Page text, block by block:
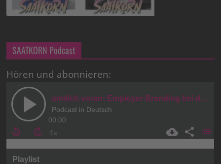
SAATKORN Podcast
Hören und abonnieren: